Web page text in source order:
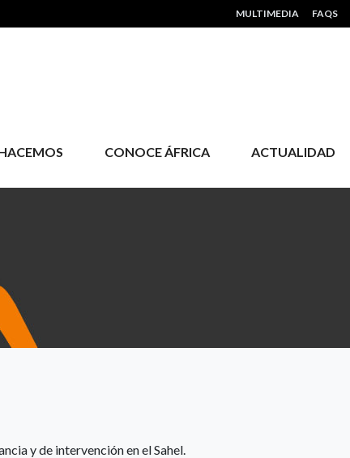
HEADER MENU
MULTIMEDIA FAQS
CONOCE ÁFRICA ACTUALIDAD
y de intervención en el Sahel.